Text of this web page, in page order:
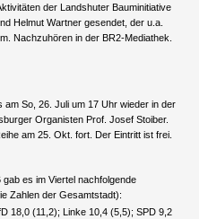
der Landshuter Bauminitiative
Helmut Wartner gesendet, der u.a.
Nachzuhören in der BR2-Mediathek.
So, 26. Juli um 17 Uhr wieder in der
Organisten Prof. Josef Stoiber.
am 25. Okt. fort. Der Eintritt ist frei.
es im Viertel nachfolgende
Zahlen der Gesamtstadt):
18,0 (11,2); Linke 10,4 (5,5); SPD 9,2